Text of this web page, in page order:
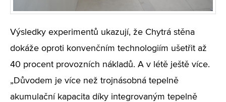
Výsledky experimentů ukazují, že Chytrá stěna
dokáže oproti konvenčním technologiím ušetřit až
40 procent provozních nákladů. A v létě ještě více.
„Důvodem je více než trojnásobná tepelně
akumulační kapacita díky integrovaným tepelně